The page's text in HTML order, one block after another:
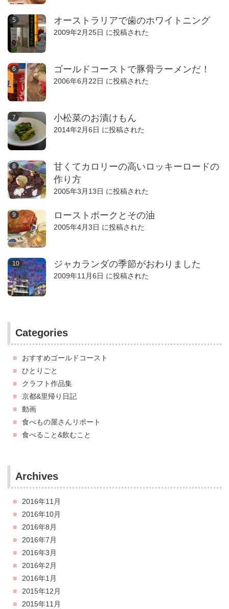
オーストラリアで歯のホワイトニング
2009年2月25日 に投稿された
ゴールドコーストで豚骨ラーメンだ！
2006年6月22日 に投稿された
小松菜のお漬けもん
2014年2月6日 に投稿された
甘くてカロリーの高いロッキーロードの
作り方
2005年3月13日 に投稿された
ローストポークとその油
2005年4月3日 に投稿された
ジャカランダの季節がおわりました
2009年11月6日 に投稿された
Categories
おすすめゴールドコースト
ひとりごと
クラフト作品集
京都&里帰り日記
動画
食べもの屋さんリポート
食べること&飲むこと
Archives
2016年11月
2016年10月
2016年8月
2016年7月
2016年3月
2016年2月
2016年1月
2015年12月
2015年11月